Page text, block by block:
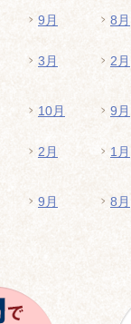
9月 8月
3月 2月
10月 9月
2月 1月
9月 8月